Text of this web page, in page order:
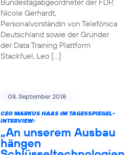
Bundestagabgeordneter der FDP,
Nicole Gerhardt,
Personalvorständin von Telefónica
Deutschland sowie der Gründer
der Data Training Plattform
Stackfuel, Leo […]
08. September 2018
CEO MARKUS HAAS IM TAGESSPIEGEL-
INTERVIEW:
„An unserem Ausbau
hängen